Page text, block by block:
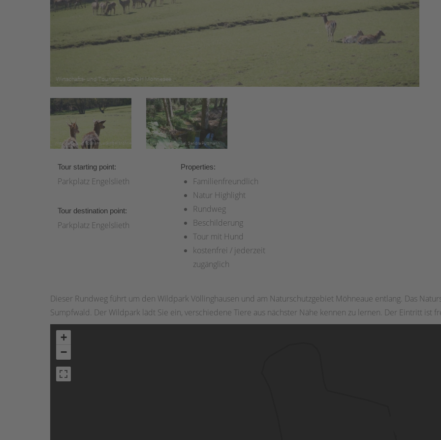
Tour starting point:
Parkplatz Engelslieth
Tour destination point:
Parkplatz Engelslieth
Properties:
Familienfreundlich
Natur Highlight
Rundweg
Beschilderung
Tour mit Hund
kostenfrei / jederzeit
zugänglich
Dieser Rundweg führt um den Wildpark Völlinghausen und am Naturschutzgebiet Möhneaue entlang. Das
Sumpfwald. Der Wildpark lädt Sie ein, verschiedene Tiere aus nächster Nähe kennen zu lernen. Der Eintritt ist
+
−